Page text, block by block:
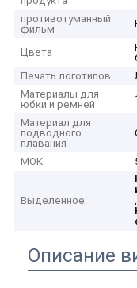
противотуманный
фильм
Цвета
Печать логотипов
Материалы для
юбки и ремней
Материал для
подводного
плавания
МОК
Выделенное: ,
Описание